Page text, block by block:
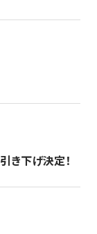
き下げ決定！